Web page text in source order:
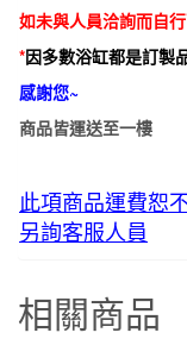
如未與人員洽詢而自
*因多數浴缸都是訂製
感謝您~
商品皆運送至一樓
此項商品運費恕
另詢客服人員
相關商品